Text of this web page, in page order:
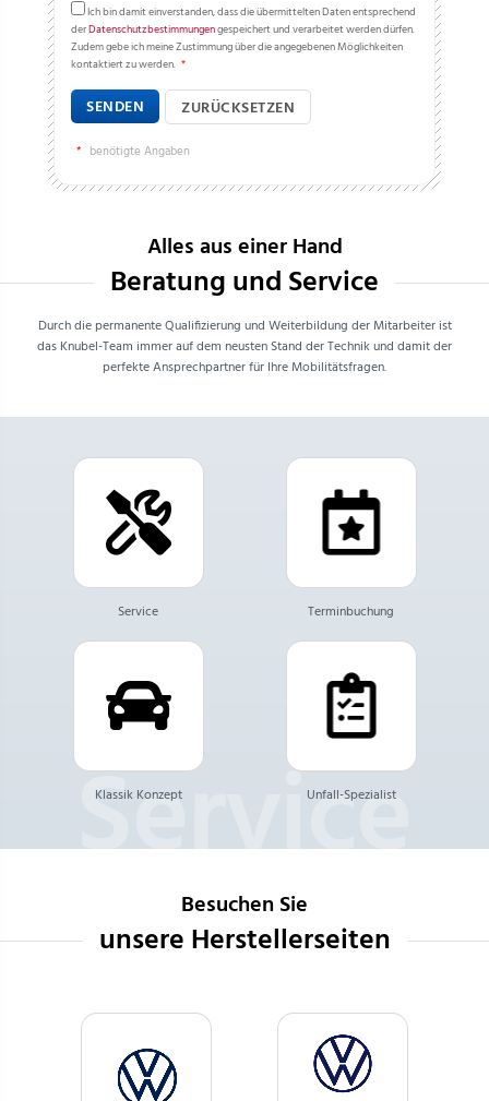
Ich bin damit einverstanden, dass die übermittelten Daten entsprechend
derDatenschutzbestimmungengespeichert und verarbeitet werden dürfen.
Zudem gebe ich meine Zustimmung über die angegebenen Möglichkeiten
kontaktiert zu werden. *
SENDEN ZURÜCKSETZEN
* benötigte Angaben
Alles aus einer Hand
Beratung und Service
Durch die permanente Qualifizierung und Weiterbildung der Mitarbeiter ist
das Knubel-Team immer auf dem neusten Stand der Technik und damit der
perfekte Ansprechpartner für Ihre Mobilitätsfragen.
Service Terminbuchung
Klassik Konzept Unfall-Spezialist
Besuchen Sie
unsere Herstellerseiten